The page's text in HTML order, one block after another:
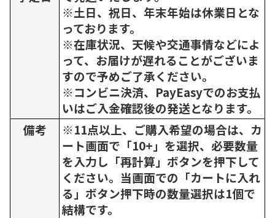
※土日、祝日、年末年始は休業日とな
っております。
※在庫状況、天候や交通事情などによ
って、お届けが遅れることがございま
すので予めご了承ください。
※コンビニ決済、PayEasyでのお支払
いはご入金確認後の発送となります。
備考
※11点以上、ご購入希望の場合は、カ
ート画面で「10+」を選択、必要数量
を入力し「再計算」ボタンを押下して
ください。当画面での「カートに入れ
る」ボタン押下時の数量選択は1個で
結構です。